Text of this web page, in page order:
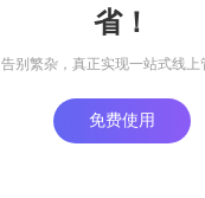
省！
告别繁杂，真正实现一站式线上
免费使用